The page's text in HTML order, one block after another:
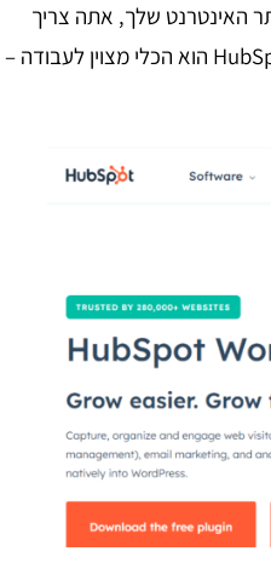
האינטרנט שלך, אתה צריך
תוסף שמסתנכרן בצורה חלקה עם CRM רב עוצמה. התוסף HubSpot WordPress הוא הכלי מצוין לעבודה –